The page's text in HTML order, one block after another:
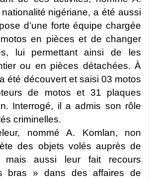
nigériane, a été aussi
d’une forte équipe chargée
en pièces et de changer
lui permettant ainsi de les
ou en pièces détachées. À
été découvert et saisi 03 motos
de motos et 31 plaques
Interrogé, il a admis son rôle
criminelles.
nommé A. Komlan, non
des objets volés auprès de
mais aussi leur fait recours
bras » dans des affaires de